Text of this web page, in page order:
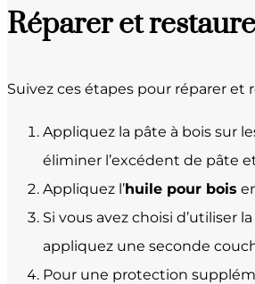
Réparer et
Suivez ces étapes pour réparer et
Appliquez la pâte à bois sur
éliminer l’excédent de pâte
Appliquez l’huile pour bois
Si vous avez choisi d’utiliser
appliquez une seconde
Pour une protection